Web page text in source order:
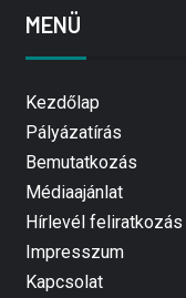
MENÜ
Kezdőlap
Pályázatírás
Bemutatkozás
Médiaajánlat
Hírlevél feliratkozás
Impresszum
Kapcsolat